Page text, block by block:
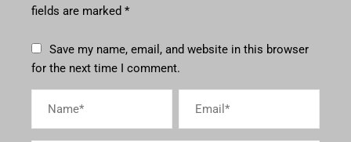
fields are marked *
Save my name, email, and website in this browser
for the next time I comment.